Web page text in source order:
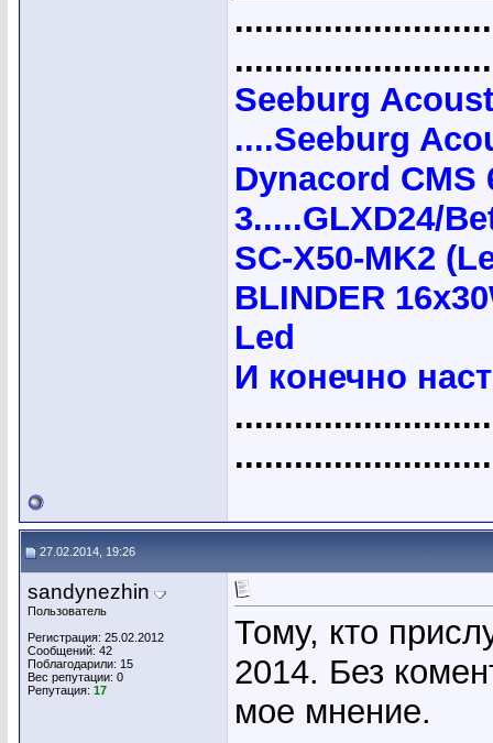
Seeburg
....Seeburg
Dynacord CMS
3.....GLXD24/
SC-X50-MK2
BLINDER
Led
И конечно
27.02.2014, 19:26
sandynezhin
Пользователь
Регистрация: 25.02.2012
Сообщений: 42
Поблагодарили: 15
Вес репутации: 0
Репутация: 17
Тому, кто
2014. Без
мое мнение.